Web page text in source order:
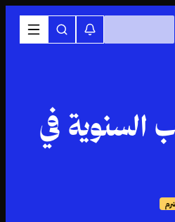
السنوية في